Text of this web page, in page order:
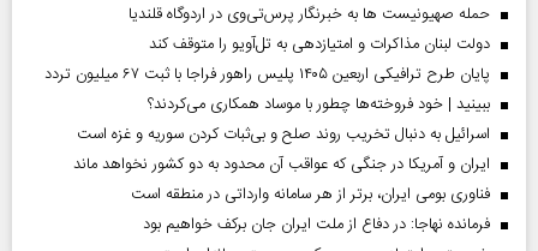
حمله صهیونیست ها به خبرنگار پرس‌تی‌وی در اردوگاه قلندیا
دولت لبنان مذاکرات و امتیازدهی به تل‌آویو را متوقف کند
پایان طرح ترافیکی اربعین ۱۴۰۵ پلیس راهور فراجا با ثبت ۶۷ میلیون تردد
ببینید | خود فروخته‌ها چطور با موساد همکاری می‌کردند؟
اسرائیل به دنبال تخریب روند صلح و بی‌ثبات کردن سوریه و غزه است
ایران و آمریکا در جنگی که عواقب آن محدود به دو کشور نخواهد ماند
فناوری بومی ایران، برتر از هر سامانه وارداتی در منطقه است
فرمانده نهاجا: در دفاع از ملت ایران جان برکف خواهیم بود